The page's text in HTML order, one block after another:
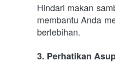
Hindari makan
membantu Anda
berlebihan.
3. Perhatikan